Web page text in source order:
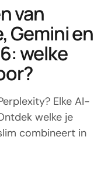
van
Gemini en
welke
Elke AI-
welke je
combineert in